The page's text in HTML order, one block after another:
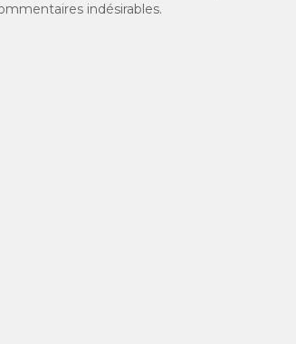
indésirables.